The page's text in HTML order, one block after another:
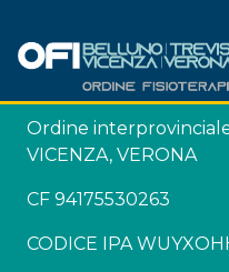
Ordine
VICENZA, VERONA
CF 94175530263
CODICE IPA